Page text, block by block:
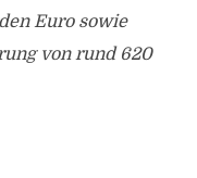
Euro sowie
von rund 620